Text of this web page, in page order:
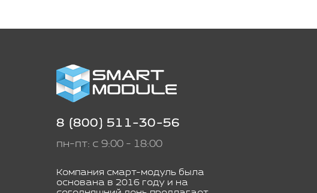
8 (800) 511-30-56
пн-пт: с 9:00 - 18:00
Компания смарт-модуль была
основана в 2016 году и на